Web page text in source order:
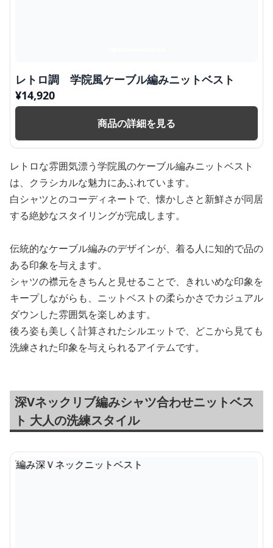
レトロ調 学院風ケーブル編みニットベスト
¥14,920
商品の詳細を見る
レトロな雰囲気漂う学院風のケーブル編みニットベスト
は、クラシカルな魅力にあふれています。
白シャツとのコーディネートで、懐かしさと新鮮さが同居
する絶妙なスタイリングが完成します。
伝統的なケーブル編みのデザインが、着る人に知的で品の
ある印象を与えます。
シャツの襟元をきちんと見せることで、きれいめな印象を
キープしながらも、ニットベストの柔らかさでカジュアル
ダウンした雰囲気を楽しめます。
後ろ姿も美しく計算されたシルエットで、どこから見ても
洗練された印象を与えられるアイテムです。
深Vネックリブ編みシャツ合わせニットベス
ト 大人の洗練スタイル